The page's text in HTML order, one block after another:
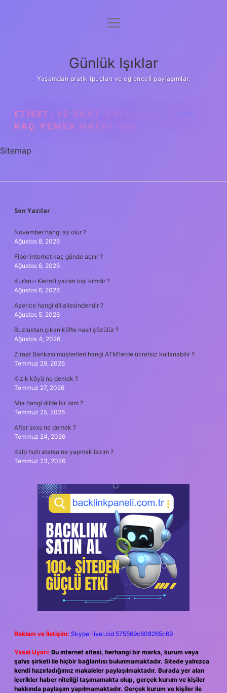
Anasayfa
Yasal Uyarı
menüyü
Günlük Işıklar
Yaşamdan pratik ipuçları ve eğlenceli paylaşımlar.
ETIKET: 12 SAAT ÇALIŞAN IŞÇININ
KAÇ YEMEK HAKKI VAR
Sitemap
SIDEBAR
Son Yazılar
November hangi ay olur ?
Ağustos 8, 2026
Fiber internet kaç günde açılır ?
Ağustos 6, 2026
Kur’an-ı Kerim’i yazan kişi kimdir ?
Ağustos 6, 2026
Azerice hangi dil ailesindendir ?
Ağustos 5, 2026
Buzluktan çıkan köfte nasıl çözülür ?
Ağustos 4, 2026
Ziraat Bankası müşterileri hangi ATM’lerde ücretsiz kullanabilir ?
Temmuz 29, 2026
Kızık köyü ne demek ?
Temmuz 27, 2026
Mia hangi dilde bir isim ?
Temmuz 25, 2026
After sexs ne demek ?
Temmuz 24, 2026
Kalp hızlı atarsa ne yapmak lazım ?
Temmuz 23, 2026
Reklam ve İletişim: Skype: live:.cid.575569c608265c69
Yasal Uyarı: Bu internet sitesi, herhangi bir marka, kurum veya
şahıs şirketi ile hiçbir bağlantısı bulunmamaktadır. Sitede yalnızca
kendi hazırladığımız makaleler paylaşılmaktadır. Burada yer alan
içerikler haber niteliği taşımamakta olup, gerçek kurum ve kişiler
hakkında paylaşım yapılmamaktadır. Gerçek kurum ve kişiler ile